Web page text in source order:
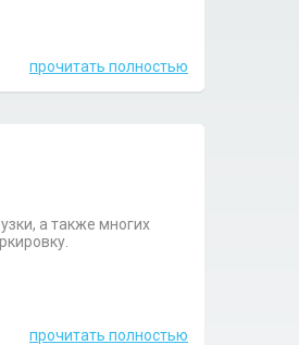
прочитать полностью
а также многих
прочитать полностью